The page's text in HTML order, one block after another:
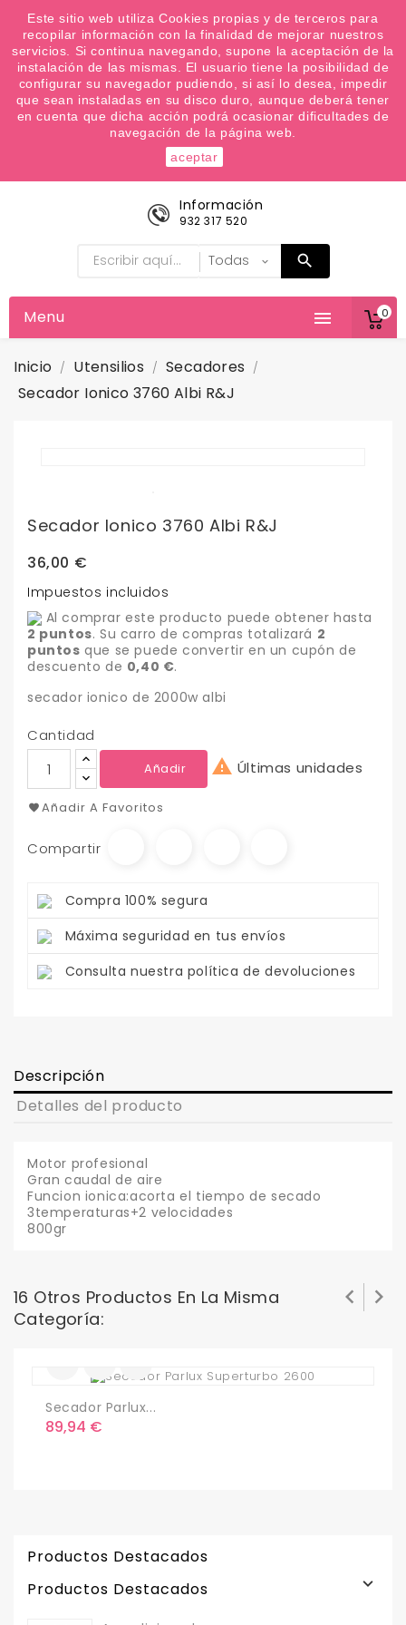
¿Quiere conocer las próximas ofertas del fin de
semana? Apúntate a nuestra Newsletter
Favoritos (0)

0
Información
932 317 520

Menu
Inicio Utensilios
Secadores
Secador Ionico 3760 Albi R&J
Secador Ionico 3760 Albi R&J
36,00 €
Impuestos incluidos
Al comprar este producto puede obtener hasta
2 puntos. Su carro de compras totalizará 2
puntos que se puede convertir en un cupón de
descuento de 0,40 €.
secador ionico de 2000w albi
Cantidad
Añadir  Últimas unidades
Añadir A Favoritos
Compartir
Compra 100% segura
Máxima seguridad en tus envíos
Consulta nuestra política de devoluciones
Descripción
Detalles del producto
Motor profesional
Gran caudal de aire
Funcion ionica:acorta el tiempo de secado
3temperaturas+2 velocidades
800gr
16 Otros Productos En La Misma
Categoría:
Secador Parlux...
Precio
89,94 €
 
Productos Destacados
Productos Destacados

Este sitio web utiliza Cookies propias y de terceros para
recopilar información con la finalidad de mejorar nuestros
servicios. Si continua navegando, supone la aceptación de la
instalación de las mismas. El usuario tiene la posibilidad de
configurar su navegador pudiendo, si así lo desea, impedir
que sean instaladas en su disco duro, aunque deberá tener
en cuenta que dicha acción podrá ocasionar dificultades de
navegación de la página web.
aceptar